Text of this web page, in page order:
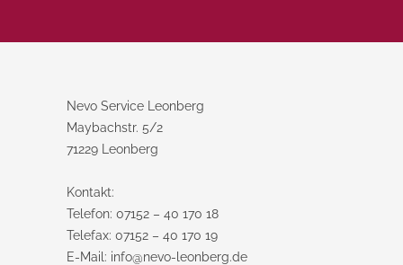
Nevo Service Leonberg
Maybachstr. 5/2
71229 Leonberg
Kontakt:
Telefon: 07152 – 40 170 18
Telefax: 07152 – 40 170 19
E-Mail: info@nevo-leonberg.de